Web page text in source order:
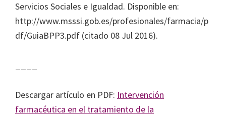
Servicios Sociales e Igualdad. Disponible en:
http://www.msssi.gob.es/profesionales/farmacia/p
df/GuiaBPP3.pdf (citado 08 Jul 2016).
Descargar artículo en PDF: Intervención
farmacéutica en el tratamiento de la